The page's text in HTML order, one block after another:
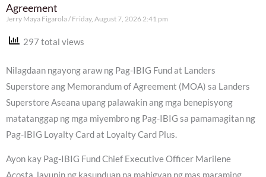
Agreement
Jerry Maya Figarola Friday, August 7, 2026 2:41 pm
297 total views
Nilagdaan ngayong araw ng Pag-IBIG Fund at Landers
Superstore ang Memorandum of Agreement (MOA) sa Landers
Superstore Aseana upang palawakin ang mga benepisyong
matatanggap ng mga miyembro ng Pag-IBIG sa pamamagitan ng
Pag-IBIG Loyalty Card at Loyalty Card Plus.
Ayon kay Pag-IBIG Fund Chief Executive Officer Marilene